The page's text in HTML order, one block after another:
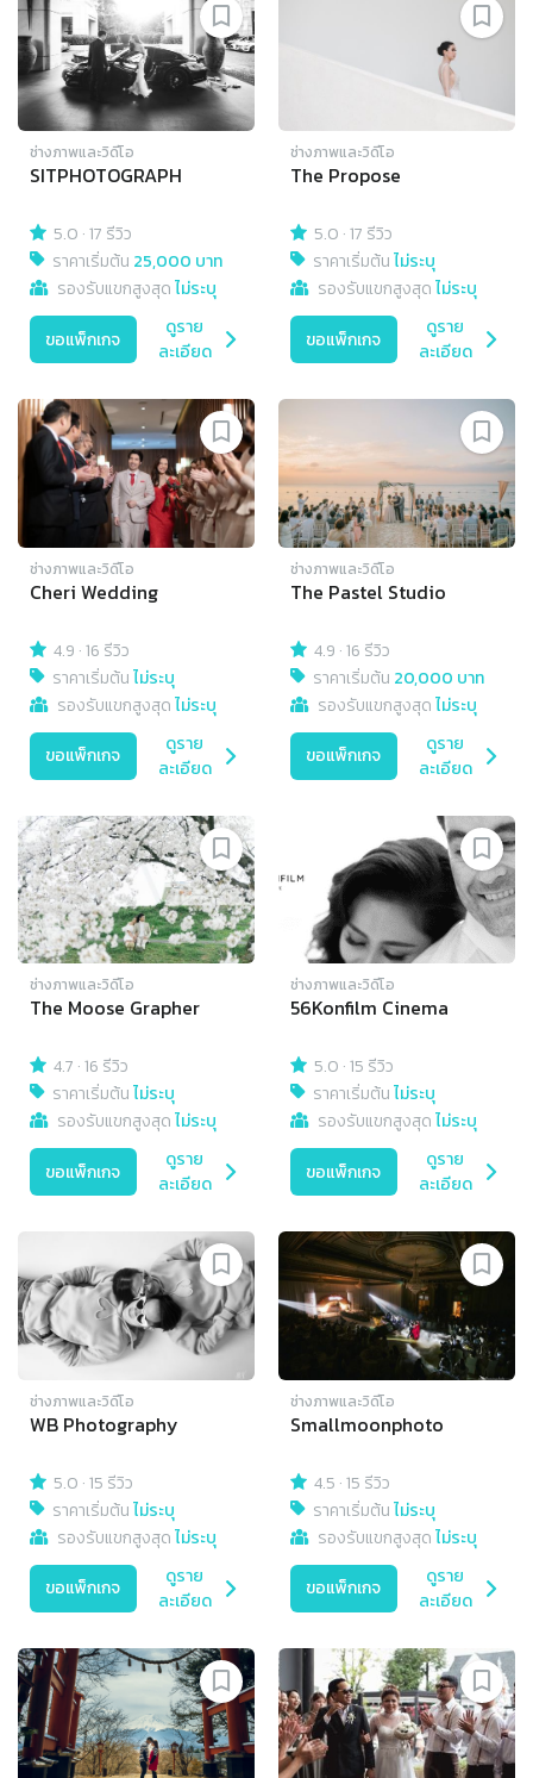
ช่างภาพและวิดีโอ
SITPHOTOGRAPH
5.0 ·17 รีวิว
ราคาเริ่มต้น 25,000 บาท
รองรับแขกสูงสุดไม่ระบุ
ขอแพ็กเกจ
ดูราย
ละเอียด
ช่างภาพและวิดีโอ
The Propose
5.0 ·17 รีวิว
ราคาเริ่มต้นไม่ระบุ
รองรับแขกสูงสุดไม่ระบุ
ขอแพ็กเกจ
ดูราย
ละเอียด
ช่างภาพและวิดีโอ
Cheri Wedding
4.9 ·16 รีวิว
ราคาเริ่มต้นไม่ระบุ
รองรับแขกสูงสุดไม่ระบุ
ขอแพ็กเกจ
ดูราย
ละเอียด
ช่างภาพและวิดีโอ
The Pastel Studio
4.9 ·16 รีวิว
ราคาเริ่มต้น 20,000 บาท
รองรับแขกสูงสุดไม่ระบุ
ขอแพ็กเกจ
ดูราย
ละเอียด
ช่างภาพและวิดีโอ
The Moose Grapher
4.7 ·16 รีวิว
ราคาเริ่มต้นไม่ระบุ
รองรับแขกสูงสุดไม่ระบุ
ขอแพ็กเกจ
ดูราย
ละเอียด
ช่างภาพและวิดีโอ
56Konfilm Cinema
5.0 ·15 รีวิว
ราคาเริ่มต้นไม่ระบุ
รองรับแขกสูงสุดไม่ระบุ
ขอแพ็กเกจ
ดูราย
ละเอียด
ช่างภาพและวิดีโอ
WB Photography
5.0 ·15 รีวิว
ราคาเริ่มต้นไม่ระบุ
รองรับแขกสูงสุดไม่ระบุ
ขอแพ็กเกจ
ดูราย
ละเอียด
ช่างภาพและวิดีโอ
Smallmoonphoto
4.5 ·15 รีวิว
ราคาเริ่มต้นไม่ระบุ
รองรับแขกสูงสุดไม่ระบุ
ขอแพ็กเกจ
ดูราย
ละเอียด